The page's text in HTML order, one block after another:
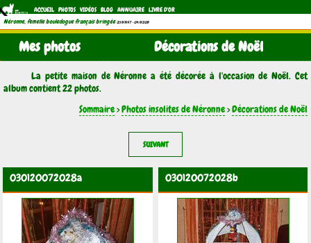
ACCUEIL PHOTOS VIDÉOS BLOG ANNUAIRE LIVRE D'OR
Néronne, femelle bouledogue français bringée (21/11/1997 - 04/11/2011)
Mes photos Décorations de Noël
La petite maison de Néronne a été décorée à l'occasion de Noël. Cet
album contient 22 photos.
Sommaire>Photos insolites de Néronne>Décorations de Noël
SUIVANT
030120072028a 030120072028b